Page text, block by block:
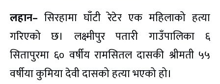
लहान– सिरहामा घाँटी रेटेर एक महिलाको हत्या
गरिएको छ। लक्ष्मीपुर पतारी गाउँपालिका ६
सितापुरमा ६० वर्षीय रामसितल दासकी श्रीमती ५५
वर्षीया कुमिया देवी दासको हत्या भएको हो।